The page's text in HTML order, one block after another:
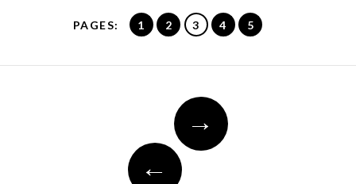
PAGES: 1 2 3 4 5
navigation
→
←